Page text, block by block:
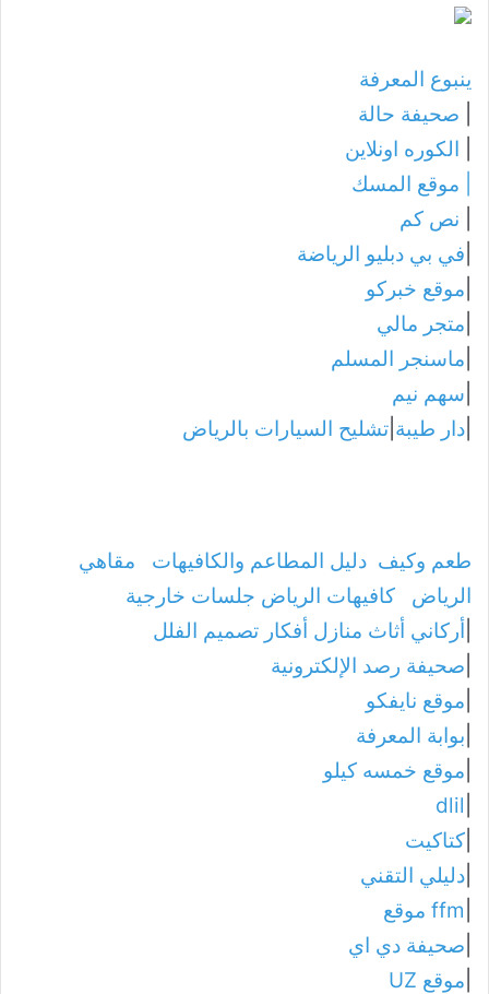
ينبوع المعرفة
صحيفة حالة
الكوره اونلاين
موقع المسك
نص كم
في بي دبليو الرياضة
موقع خبركو
متجر مالي
ماسنجر المسلم
سهم نيم
دار طيبة تشليح السيارات بالرياض
طعم وكيف دليل المطاعم والكافيهات
مقاهي
الرياض
كافيهات الرياض جلسات خارجية
أركاني أثاث منازل أفكار تصميم الفلل
صحيفة رصد الإلكترونية
موقع نايفكو
بوابة المعرفة
موقع خمسه كيلو
dlil
كتاكيت
دليلي التقني
ffm موقع
صحيفة دي اي
موقع UZ